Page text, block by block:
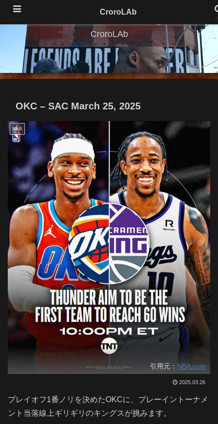
CroroLAb
OKC – SAC March 25, 2025
NBA
引用元： NBA.com
2025.03.26
プレイオフ1番ノリを決めたOKCに、プレーイントーナメ
ント当落線上ギリギリのキングスが挑みます。
CroroLAb